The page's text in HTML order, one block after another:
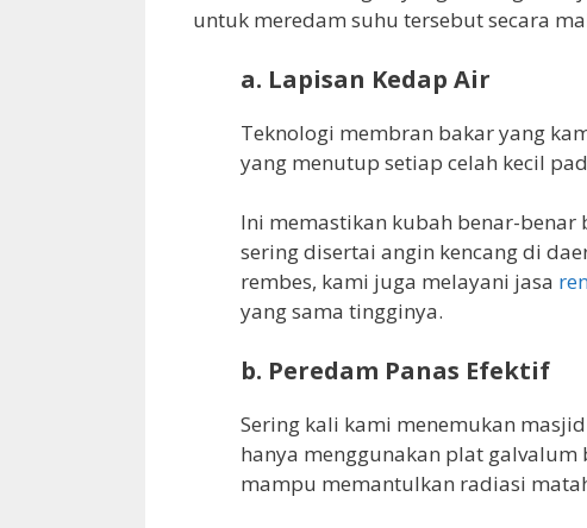
untuk meredam suhu tersebut secara
a. Lapisan Kedap Air
Teknologi membran bakar yang
yang menutup setiap celah kecil
Ini memastikan kubah benar-
sering disertai angin kencang di
rembes, kami juga melayani jasa
yang sama tingginya.
b. Peredam Panas Efektif
Sering kali kami menemukan
hanya menggunakan plat
mampu memantulkan radiasi